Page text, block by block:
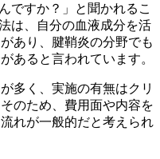
ですか？」と聞かれるこ
は、自分の血液成分を活
あり、腱鞘炎の分野でも
あると言われています。
多く、実施の有無はクリ
のため、費用面や内容を
れが一般的だと考えられ